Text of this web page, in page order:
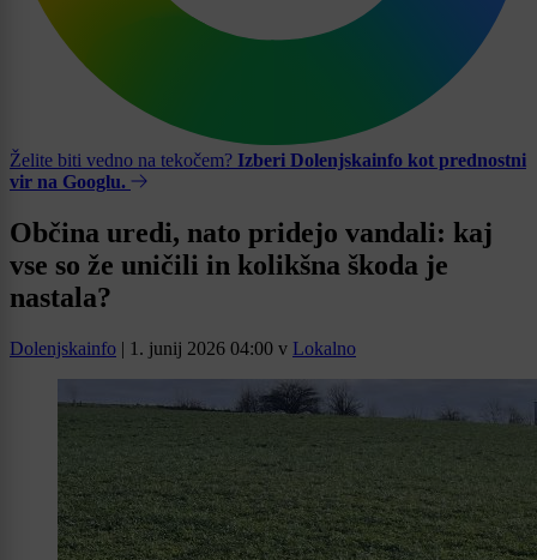
Želite biti vedno na tekočem? Izberi Dolenjskainfo kot prednostni
vir na Googlu.
Občina uredi, nato pridejo vandali: kaj
vse so že uničili in kolikšna škoda je
nastala?
Dolenjskainfo | 1. junij 2026 04:00 v Lokalno